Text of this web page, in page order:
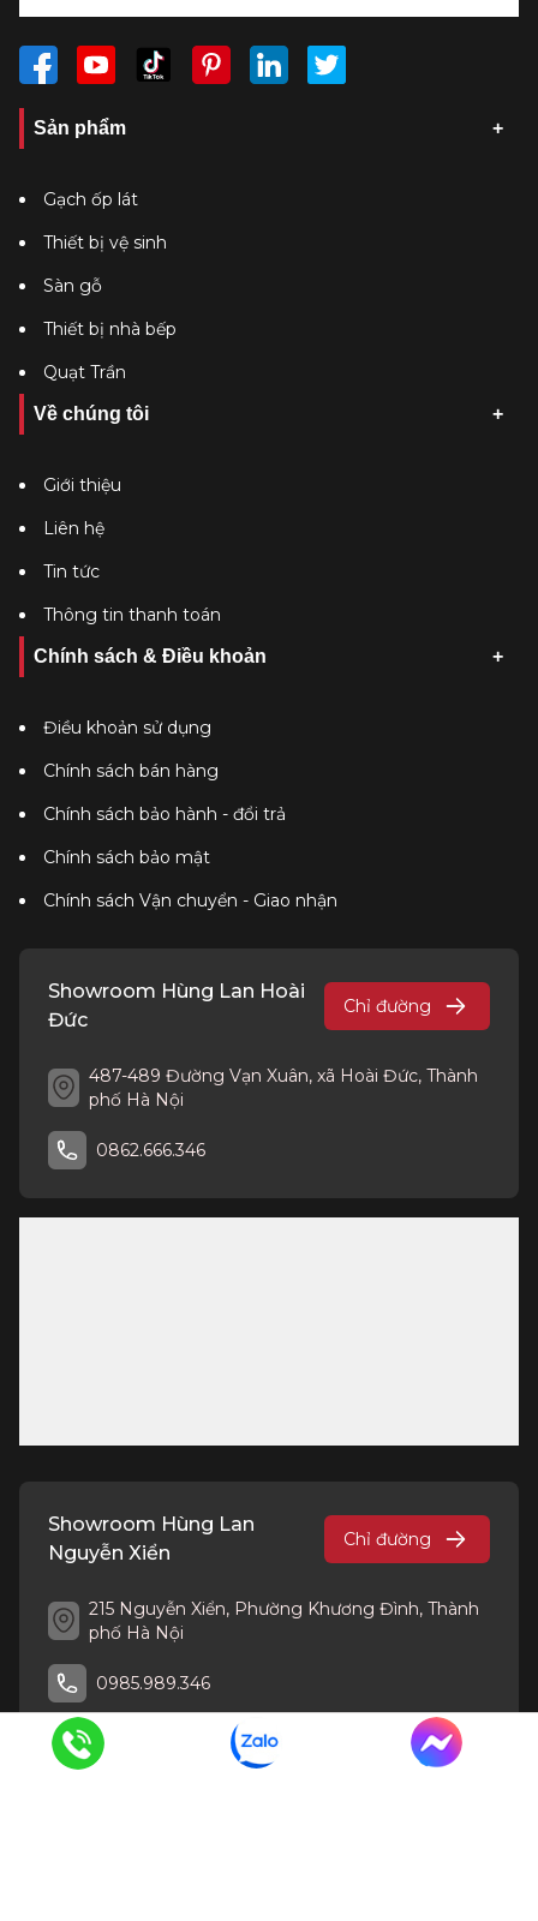
Sản phẩm
Gạch ốp lát
Thiết bị vệ sinh
Sàn gỗ
Thiết bị nhà bếp
Quạt Trần
Về chúng tôi
Giới thiệu
Liên hệ
Tin tức
Thông tin thanh toán
Chính sách & Điều khoản
Điều khoản sử dụng
Chính sách bán hàng
Chính sách bảo hành - đổi trả
Chính sách bảo mật
Chính sách Vận chuyển - Giao nhận
Showroom Hùng Lan Hoài
Đức
Chỉ đường
487-489 Đường Vạn Xuân, xã Hoài Đức, Thành
phố Hà Nội
0862.666.346
Showroom Hùng Lan
Nguyễn Xiển
Chỉ đường
215 Nguyễn Xiển, Phường Khương Đình, Thành
phố Hà Nội
0985.989.346